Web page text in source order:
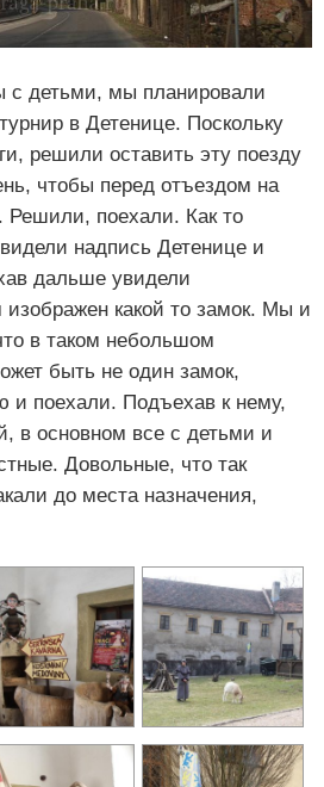
с детьми, мы планировали
в Детенице. Поскольку
решили оставить эту поезду
чтобы перед отъездом на
Решили, поехали. Как то
надпись Детенице и
дальше увидели
изображен какой то замок. Мы и
в таком небольшом
быть не один замок,
и поехали. Подъехав к нему,
в основном все с детьми и
Довольные, что так
до места назначения,